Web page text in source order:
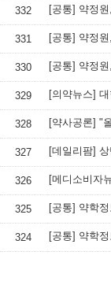
332 [공통] 약정
331 [공통] 약정
330 [공통] 약정
329 [의약뉴스]
328 [약사공론] "
327 [데일리팜]
326
325 [공통] 약학
324 [공통] 약학